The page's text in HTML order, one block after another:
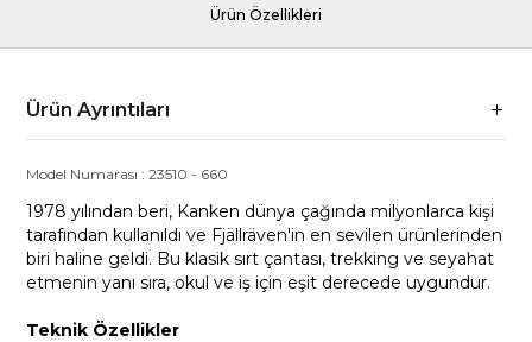
Ürün Özellikleri
Ürün Ayrıntıları
Model Numarası :23510 - 660
1978 yılından beri, Kanken dünya çağında milyonlarca kişi
tarafından kullanıldı ve Fjällräven'in en sevilen ürünlerinden
biri haline geldi. Bu klasik sırt çantası, trekking ve seyahat
etmenin yanı sıra, okul ve iş için eşit derecede uygundur.
Teknik Özellikler